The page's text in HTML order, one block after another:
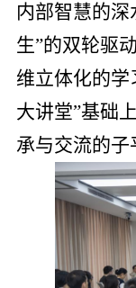
内部智慧的
生”的双轮驱
维立体化的学
大讲堂”基础
承与交流的